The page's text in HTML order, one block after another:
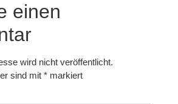
einen
wird nicht veröffentlicht.
sind mit * markiert